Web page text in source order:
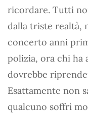
ricordare. Tutti
dalla triste realtà,
concerto anni
polizia, ora chi ha
dovrebbe
Esattamente non
qualcuno soffrì